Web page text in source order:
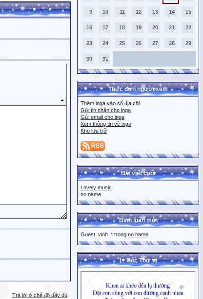
Trả lời ở chế độ đầy đủ
9 10 11 12 13 14 15
16 17 18 19 20 21 22
23 24 25 26 27 28 29
30 31
Thực đơn người xem
Thêm inga vào sổ địa chỉ
Gửi tin nhắn cho inga
Gửi email cho inga
Xem thông tin về inga
Kho lưu trữ
Bài viết cuối
Lovely music
no name
Bình luận mới
Guest_vinh_* trong no name
(♥ Góc Thơ ♥)